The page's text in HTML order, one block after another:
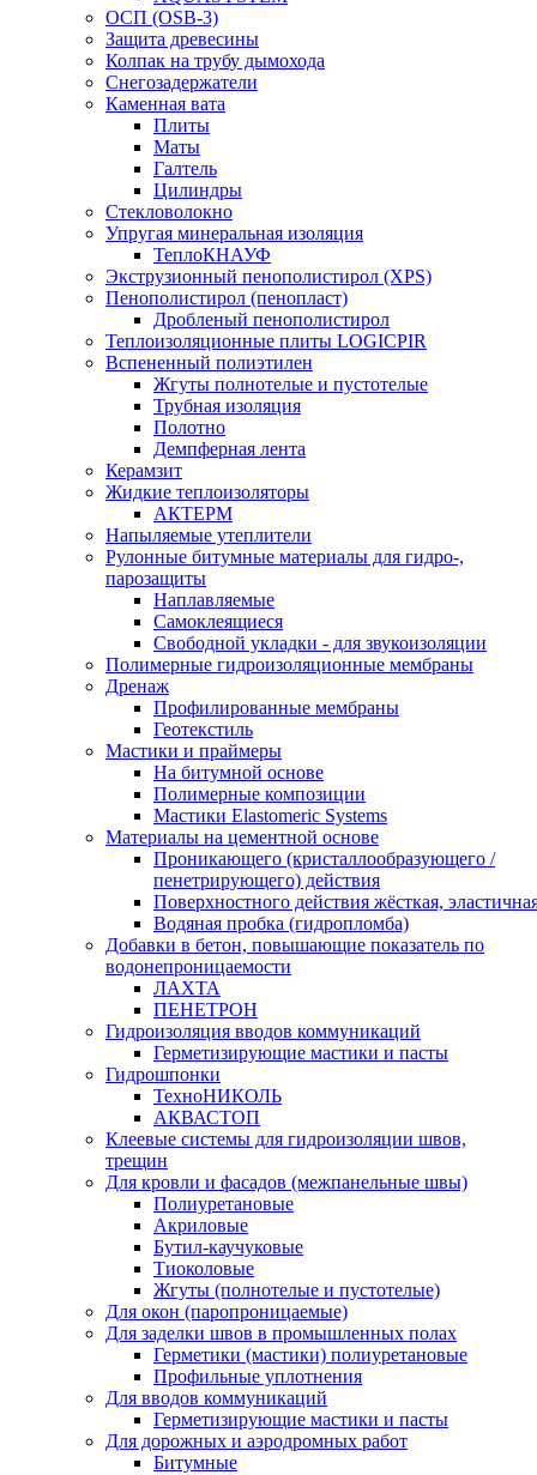
ОСП (OSB-3)
Защита древесины
Колпак на трубу дымохода
Снегозадержатели
Каменная вата
Плиты
Маты
Галтель
Цилиндры
Стекловолокно
Упругая минеральная изоляция
ТеплоКНАУФ
Экструзионный пенополистирол (XPS)
Пенополистирол (пенопласт)
Дробленый пенополистирол
Теплоизоляционные плиты LOGICPIR
Вспененный полиэтилен
Жгуты полнотелые и пустотелые
Трубная изоляция
Полотно
Демпферная лента
Керамзит
Жидкие теплоизоляторы
АКТЕРМ
Напыляемые утеплители
Рулонные битумные материалы для гидро-,
парозащиты
Наплавляемые
Самоклеящиеся
Свободной укладки - для звукоизоляции
Полимерные гидроизоляционные мембраны
Дренаж
Профилированные мембраны
Геотекстиль
Мастики и праймеры
На битумной основе
Полимерные композиции
Мастики Elastomeric Systems
Материалы на цементной основе
Проникающего (кристаллообразующего /
пенетрирующего) действия
Поверхностного действия жёсткая,
Водяная пробка (гидропломба)
Добавки в бетон, повышающие показатель по
водонепроницаемости
ЛАХТА
ПЕНЕТРОН
Гидроизоляция вводов коммуникаций
Герметизирующие мастики и пасты
Гидрошпонки
ТехноНИКОЛЬ
АКВАСТОП
Клеевые системы для гидроизоляции швов,
трещин
Для кровли и фасадов (межпанельные швы)
Полиуретановые
Акриловые
Бутил-каучуковые
Тиоколовые
Жгуты (полнотелые и пустотелые)
Для окон (паропроницаемые)
Для заделки швов в промышленных полах
Герметики (мастики) полиуретановые
Профильные уплотнения
Для вводов коммуникаций
Герметизирующие мастики и пасты
Для дорожных и аэродромных работ
Битумные